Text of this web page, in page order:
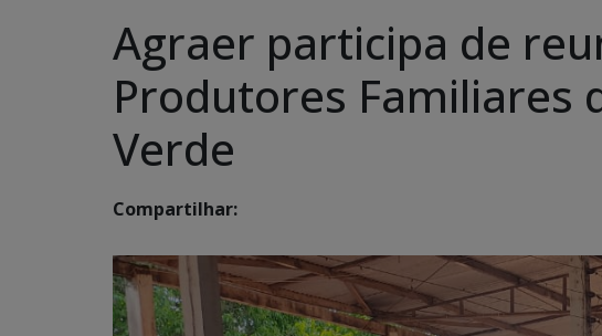
Agraer participa de
Produtores Familiares
Verde
Compartilhar: